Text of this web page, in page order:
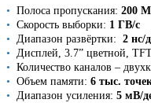
• Полоса пропускания: 200
• Скорость выборки: 1 ГВ/с
• Диапазон развёртки: 2 нс/
• Дисплей, 3.7” цветной,
• Количество каналов –
• Объем памяти: 6 тыс.
• Диапазон усиления: 5 мВ/